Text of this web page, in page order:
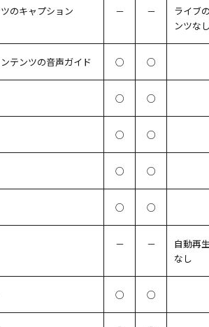
のキャプション － －
ライブ
ンツな
テンツの音声ガイド ○ ○
○ ○
○ ○
○ ○
○ ○
－ －
自動再
なし
○ ○